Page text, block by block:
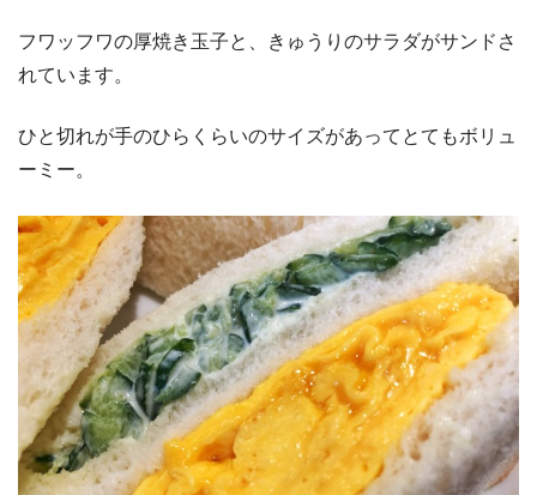
フワッフワの厚焼き玉子と、きゅうりのサラダがサンドさ
れています。
ひと切れが手のひらくらいのサイズがあってとてもボリュ
ーミー。